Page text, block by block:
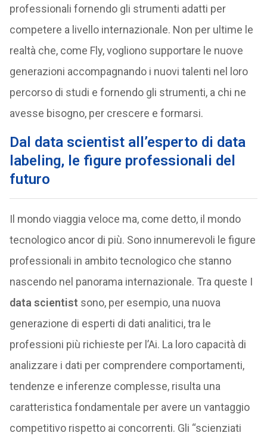
professionali fornendo gli strumenti adatti per
competere a livello internazionale. Non per ultime le
realtà che, come Fly, vogliono supportare le nuove
generazioni accompagnando i nuovi talenti nel loro
percorso di studi e fornendo gli strumenti, a chi ne
avesse bisogno, per crescere e formarsi.
Dal data scientist all’esperto di data
labeling, le figure professionali del
futuro
Il mondo viaggia veloce ma, come detto, il mondo
tecnologico ancor di più. Sono innumerevoli le figure
professionali in ambito tecnologico che stanno
nascendo nel panorama internazionale. Tra queste I
data scientist sono, per esempio, una nuova
generazione di esperti di dati analitici, tra le
professioni più richieste per l’Ai. La loro capacità di
analizzare i dati per comprendere comportamenti,
tendenze e inferenze complesse, risulta una
caratteristica fondamentale per avere un vantaggio
competitivo rispetto ai concorrenti. Gli “scienziati